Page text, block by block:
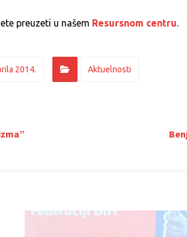
preuzeti u našem Resursnom centru.
2014. Aktuelnosti